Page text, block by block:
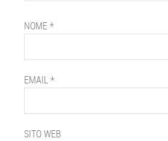
NOME*
EMAIL*
SITO WEB